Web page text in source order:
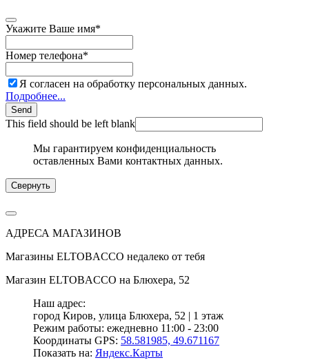
Укажите Ваше имя*
Номер телефона*
Я согласен на обработку персональных данных.
Подробнее...
Send
This field should be left blank
Мы гарантируем конфиденциальность
оставленных Вами контактных данных.
Свернуть
АДРЕСА МАГАЗИНОВ
Магазины ELTOBACCO недалеко от тебя
Магазин ELTOBACCO на Блюхера, 52
Наш адрес:
город Киров, улица Блюхера, 52 | 1 этаж
Режим работы: ежедневно 11:00 - 23:00
Координаты GPS: 58.581985, 49.671167
Показать на: Яндекс.Карты